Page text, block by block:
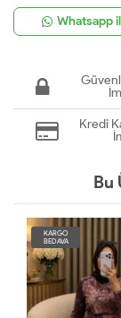
Whatsapp
Kredi
Bu
KARGO
BEDAVA